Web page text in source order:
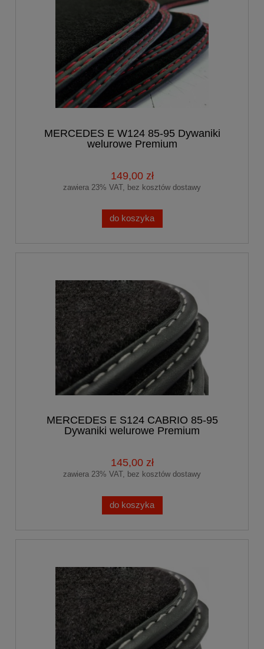
MERCEDES E W124 85-95 Dywaniki
welurowe Premium
149,00 zł
zawiera 23% VAT, bez kosztów dostawy
do koszyka
MERCEDES E S124 CABRIO 85-95
Dywaniki welurowe Premium
145,00 zł
zawiera 23% VAT, bez kosztów dostawy
do koszyka